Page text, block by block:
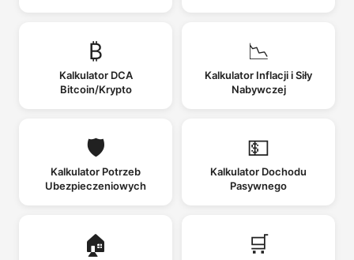
₿
Kalkulator DCA
Bitcoin/Krypto
📉
Kalkulator Inflacji i Siły
Nabywczej
🛡️
Kalkulator Potrzeb
Ubezpieczeniowych
💵
Kalkulator Dochodu
Pasywnego
🏠 🛒